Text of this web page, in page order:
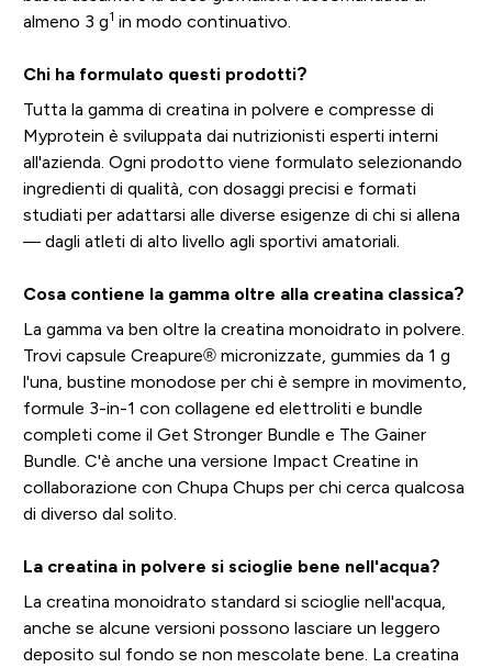
almeno 3 g1 in modo continuativo.
Chi ha formulato questi prodotti?
Tutta la gamma di creatina in polvere e compresse di
Myprotein è sviluppata dai nutrizionisti esperti interni
all'azienda. Ogni prodotto viene formulato selezionando
ingredienti di qualità, con dosaggi precisi e formati
studiati per adattarsi alle diverse esigenze di chi si allena
— dagli atleti di alto livello agli sportivi amatoriali.
Cosa contiene la gamma oltre alla creatina classica?
La gamma va ben oltre la creatina monoidrato in polvere.
Trovi capsule Creapure® micronizzate, gummies da 1 g
l'una, bustine monodose per chi è sempre in movimento,
formule 3-in-1 con collagene ed elettroliti e bundle
completi come il Get Stronger Bundle e The Gainer
Bundle. C'è anche una versione Impact Creatine in
collaborazione con Chupa Chups per chi cerca qualcosa
di diverso dal solito.
La creatina in polvere si scioglie bene nell'acqua?
La creatina monoidrato standard si scioglie nell'acqua,
anche se alcune versioni possono lasciare un leggero
deposito sul fondo se non mescolate bene. La creatina